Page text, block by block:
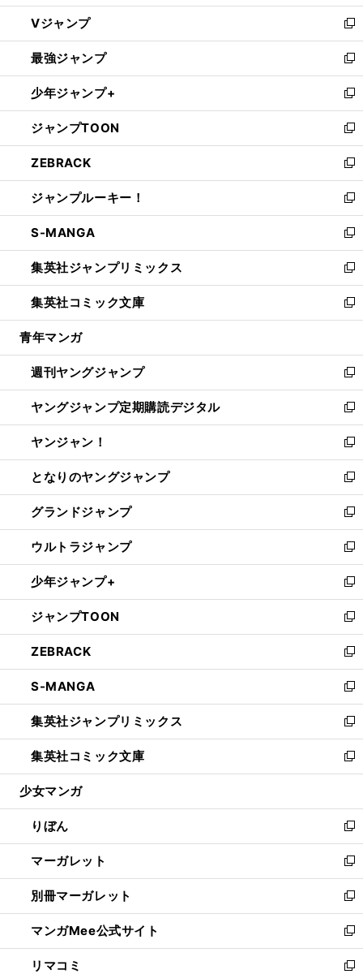
ウ
ィ
ン
ド
ウ
で
開
く
し
い
ウ
ィ
ン
ド
ウ
で
開
く
Vジャンプ
新
し
い
ウ
ィ
ン
ド
ウ
で
開
く
最強ジャンプ
新
し
い
ウ
ィ
ン
ド
ウ
で
開
く
少年ジャンプ+
新
し
い
ウ
ィ
ン
ド
ウ
で
開
く
ジャンプTOON
新
し
い
ウ
ィ
ン
ド
ウ
で
開
く
ZEBRACK
新
し
い
ウ
ィ
ン
ド
ウ
で
開
ジャンプルーキー！
新
し
い
ウ
ィ
ン
ド
ウ
開
く
S-MANGA
新
し
い
ウ
ィ
ン
ウ
で
開
く
集英社ジャンプリミックス
新
し
い
ウ
ン
ド
ウ
で
開
く
集英社コミック文庫
新
し
ウ
ィ
ン
ド
ウ
で
開
く
青年マンガ
週刊ヤングジャンプ
新
し
い
ウ
ィ
ン
ド
ウ
で
開
く
ヤングジャンプ定期購読デジタル
新
し
い
ウ
ィ
ン
ド
ウ
で
開
く
ヤンジャン！
新
し
い
ウ
ィ
ン
ド
ウ
で
開
く
となりのヤングジャンプ
新
し
い
ウ
ィ
ン
ド
ウ
で
開
く
グランドジャンプ
新
し
い
ウ
ィ
ン
ド
ウ
で
開
く
ウルトラジャンプ
新
し
い
ウ
ィ
ン
ド
ウ
で
開
く
少年ジャンプ+
新
し
い
ウ
ィ
ン
ド
ウ
で
開
く
ジャンプTOON
新
し
い
ウ
ィ
ン
ド
ウ
で
開
ZEBRACK
新
し
い
ウ
ィ
ン
ド
ウ
開
く
S-MANGA
新
し
い
ウ
ィ
ン
ウ
で
開
く
集英社ジャンプリミックス
新
し
い
ウ
ン
ド
ウ
で
開
く
集英社コミック文庫
新
し
ウ
ィ
ン
ド
ウ
で
開
く
少女マンガ
りぼん
新
し
い
ウ
ィ
ン
ド
ウ
で
マーガレット
新
し
い
ウ
ィ
ン
ド
別冊マーガレット
新
し
い
ウ
ィ
マンガMee公式サイト
新
し
い
リマコミ 新